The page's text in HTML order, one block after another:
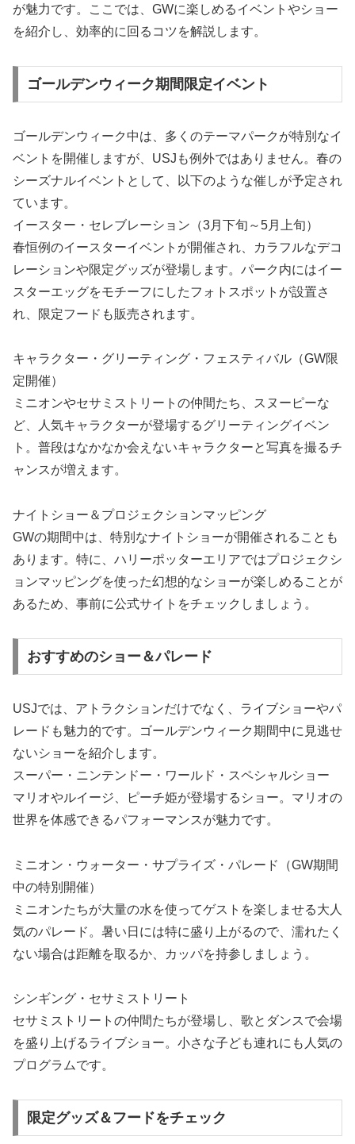
が魅力です。ここでは、GWに楽しめるイベントやショー
を紹介し、効率的に回るコツを解説します。
ゴールデンウィーク期間限定イベント
ゴールデンウィーク中は、多くのテーマパークが特別なイ
ベントを開催しますが、USJも例外ではありません。春の
シーズナルイベントとして、以下のような催しが予定され
ています。
イースター・セレブレーション（3月下旬～5月上旬）
春恒例のイースターイベントが開催され、カラフルなデコ
レーションや限定グッズが登場します。パーク内にはイー
スターエッグをモチーフにしたフォトスポットが設置さ
れ、限定フードも販売されます。
キャラクター・グリーティング・フェスティバル（GW限
定開催）
ミニオンやセサミストリートの仲間たち、スヌーピーな
ど、人気キャラクターが登場するグリーティングイベン
ト。普段はなかなか会えないキャラクターと写真を撮るチ
ャンスが増えます。
ナイトショー＆プロジェクションマッピング
GWの期間中は、特別なナイトショーが開催されることも
あります。特に、ハリーポッターエリアではプロジェクシ
ョンマッピングを使った幻想的なショーが楽しめることが
あるため、事前に公式サイトをチェックしましょう。
おすすめのショー＆パレード
USJでは、アトラクションだけでなく、ライブショーやパ
レードも魅力的です。ゴールデンウィーク期間中に見逃せ
ないショーを紹介します。
スーパー・ニンテンドー・ワールド・スペシャルショー
マリオやルイージ、ピーチ姫が登場するショー。マリオの
世界を体感できるパフォーマンスが魅力です。
ミニオン・ウォーター・サプライズ・パレード（GW期間
中の特別開催）
ミニオンたちが大量の水を使ってゲストを楽しませる大人
気のパレード。暑い日には特に盛り上がるので、濡れたく
ない場合は距離を取るか、カッパを持参しましょう。
シンギング・セサミストリート
セサミストリートの仲間たちが登場し、歌とダンスで会場
を盛り上げるライブショー。小さな子ども連れにも人気の
プログラムです。
限定グッズ＆フードをチェック